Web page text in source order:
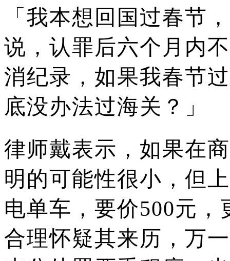
「我本想回国过春节
说，认罪后六个月内
消纪录，如果我春节
底没办法过海关？」
律师戴表示，如果在
明的可能性很小，但
电单车，要价500元
合理怀疑其来历，万